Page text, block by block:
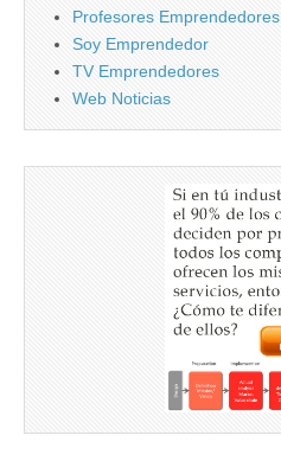
Profesores Emprendedores
Soy Emprendedor
TV Emprendedores
Web Noticias